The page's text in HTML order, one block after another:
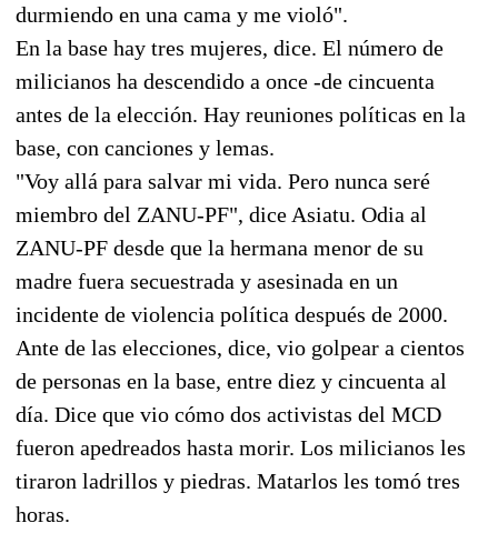
durmiendo en una cama y me violó".
En la base hay tres mujeres, dice. El número de
milicianos ha descendido a once -de cincuenta
antes de la elección. Hay reuniones políticas en la
base, con canciones y lemas.
"Voy allá para salvar mi vida. Pero nunca seré
miembro del ZANU-PF", dice Asiatu. Odia al
ZANU-PF desde que la hermana menor de su
madre fuera secuestrada y asesinada en un
incidente de violencia política después de 2000.
Ante de las elecciones, dice, vio golpear a cientos
de personas en la base, entre diez y cincuenta al
día. Dice que vio cómo dos activistas del MCD
fueron apedreados hasta morir. Los milicianos les
tiraron ladrillos y piedras. Matarlos les tomó tres
horas.